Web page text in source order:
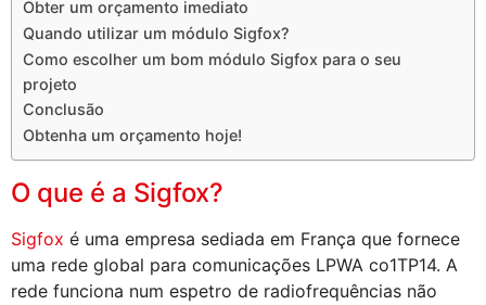
Obter um orçamento imediato
Quando utilizar um módulo Sigfox?
Como escolher um bom módulo Sigfox para o seu
projeto
Conclusão
Obtenha um orçamento hoje!
O que é a Sigfox?
Sigfox é uma empresa sediada em França que fornece
uma rede global para comunicações LPWA co1TP14. A
rede funciona num espetro de radiofrequências não